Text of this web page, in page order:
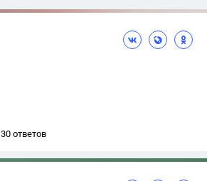
30 ответов